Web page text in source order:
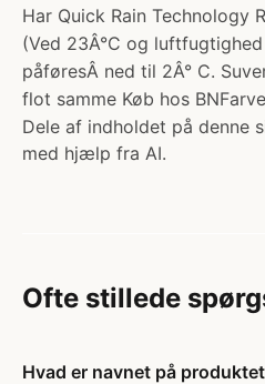
Har Quick Rain Technology
(Ved 23Â°C og
påføresÂ ned til 2Â° C.
flot samme Køb hos
Dele af indholdet på denne
med hjælp fra AI.
Ofte stillede
Hvad er navnet på